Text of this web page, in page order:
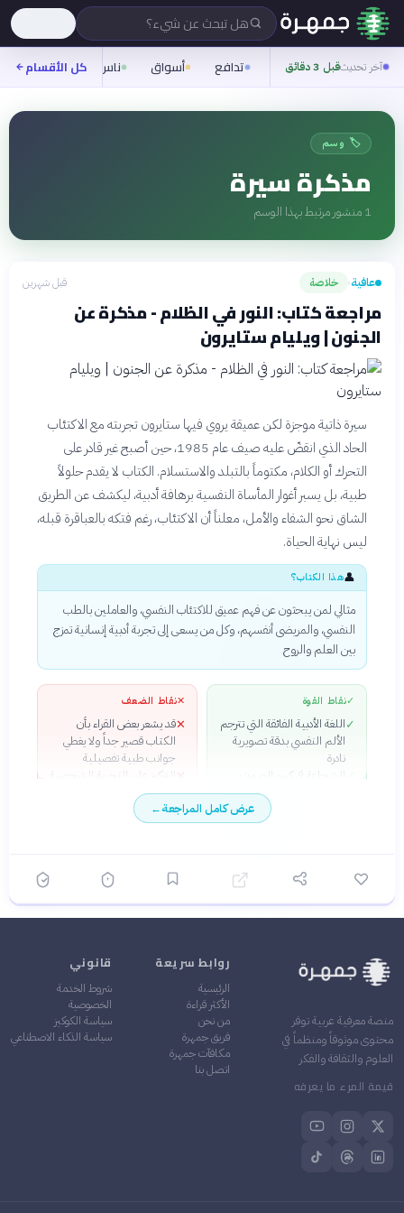
هل تبحث عن شيء؟
آخر تحديثقبل 3 دقائق تدافع أسواق ناس روح
كل الأقسام
🏷️ وسم
مذكرة سيرة
1 منشور مرتبط بهذا الوسم
عافية› خلاصة قبل شهرين
مراجعة كتاب: النور في الظلام - مذكرة عن
الجنون | ويليام ستايرون
سيرة ذاتية موجزة لكن عميقة يروي فيها ستايرون تجربته مع الاكتئاب
الحاد الذي انقضّ عليه صيف عام 1985، حين أصبح غير قادر على
التحرك أو الكلام، مكتوماً بالتبلد والاستسلام. الكتاب لا يقدم حلولاً
طبية، بل يسبر أغوار المأساة النفسية برهافة أدبية، ليكشف عن الطريق
الشاق نحو الشفاء والأمل، معلناً أن الاكتئاب، رغم فتكه بالعباقرة قبله،
ليس نهاية الحياة.
👤هذا الكتاب؟
مثالي لمن يبحثون عن فهم عميق للاكتئاب النفسي، والعاملين بالطب
النفسي، والمريضى أنفسهم، وكل من يسعى إلى تجربة أدبية إنسانية تمزج
بين العلم والروح
✓نقاط القوة
✓اللغة الأدبية الفائقة التي تترجم
الألم النفسي بدقة تصويرية
نادرة
الشجاعة في كسر الصمت
وتعريف القارئ بحقائق الاكتئاب
الطول المثالي (84 صفحة
✓
الرؤية الإنسانية التي تتجاوز
✕نقاط الضعف
✕قد يشعر بعض القراء بأن
الكتاب قصير جداً ولا يغطي
جوانب طبية تفصيلية
✕التركيز على التجربة الشخصية
قد لا يعكس جميع جوانب
الاكتئاب عند مرضى آخرينعرض كامل المراجعة←
منصة معرفية عربية توفر
محتوى موثوقاً ومنظماً في
العلوم والثقافة والفكر
قيمة المرء ما يعرفه
روابط سريعة
الرئيسية
الأكثر قراءة
من نحن
فريق جمهرة
مكافآت جمهرة
اتصل بنا
قانوني
شروط الخدمة
الخصوصية
سياسة الكوكيز
سياسة الذكاء الاصطناعي